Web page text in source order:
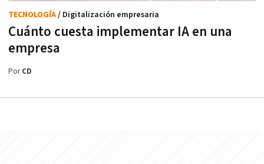
Cuánto cuesta implementar IA en una
empresa
TECNOLOGÍA/ Digitalización empresaria
PorCD